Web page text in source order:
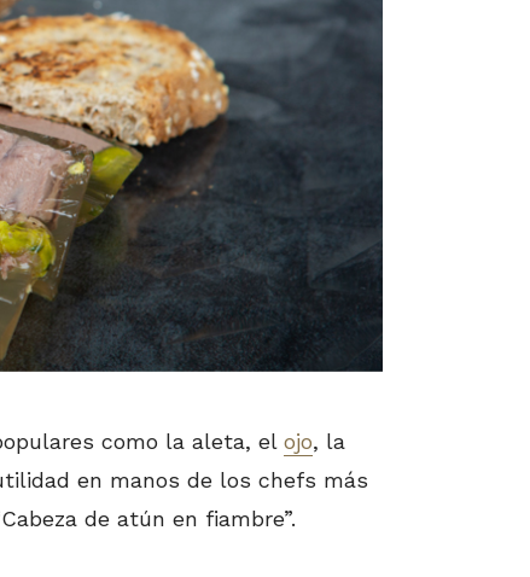
como la aleta, el ojo, la
en manos de los chefs más
de atún en fiambre”.